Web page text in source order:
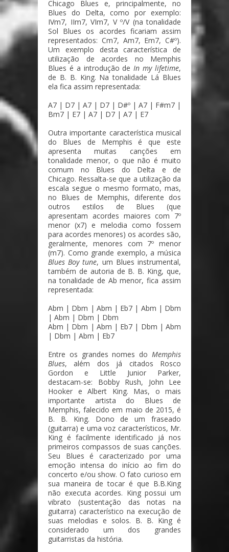
Chicago Blues e, principalmente, no
Blues do Delta, como por exemplo:
IVm7, IIm7, VIm7, V º/V (na tonalidade
Sol Blues os acordes ficariam assim
representados: Cm7, Am7, Em7, C#º).
Um exemplo desta característica de
utilização de acordes no Memphis
Blues é a introdução deIn my lifetime,
de B. B. King. Na tonalidade Lá Blues
ela fica assim representada:
A7 | D7 | A7 | D7 | D#º | A7 | F#m7 |
Bm7 | E7 | A7 | D7 | A7 | E7
Outra importante característica musical
do Blues de Memphis é que este
apresenta muitas canções em
tonalidade menor, o que não é muito
comum no Blues do Delta e de
Chicago. Ressalta-se que a utilização da
escala segue o mesmo formato, mas,
no Blues de Memphis, diferente dos
outros estilos de Blues (que
apresentam acordes maiores com 7º
menor (x7) e melodia como fossem
para acordes menores) os acordes são,
geralmente, menores com 7º menor
(m7). Como grande exemplo, a música
Blues Boy tune, um Blues instrumental,
também de autoria de B. B. King, que,
na tonalidade de Ab menor, fica assim
representada:
Abm | Dbm | Abm | Eb7 | Abm | Dbm
| Abm | Dbm | Dbm
Abm | Dbm | Abm | Eb7 | Dbm | Abm
| Dbm | Abm | Eb7
Entre os grandes nomes do Memphis
Blues, além dos já citados Rosco
Gordon e Little Junior Parker,
destacam-se: Bobby Rush, John Lee
Hooker e Albert King. Mas, o mais
importante artista do Blues de
Memphis, falecido em maio de 2015, é
B. B. King. Dono de um fraseado
(guitarra) e uma voz característicos, Mr.
King é facilmente identificado já nos
primeiros compassos de suas canções.
Seu Blues é caracterizado por uma
emoção intensa do início ao fim do
concerto e/ou show. O fato curioso em
sua maneira de tocar é que B.B.King
não executa acordes. King possui um
vibrato (sustentação das notas na
guitarra) característico na execução de
suas melodias e solos. B. B. King é
considerado um dos grandes
guitarristas da história.